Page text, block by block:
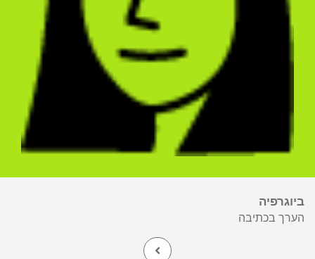
ביוגרפיה
הערך בכתיבה